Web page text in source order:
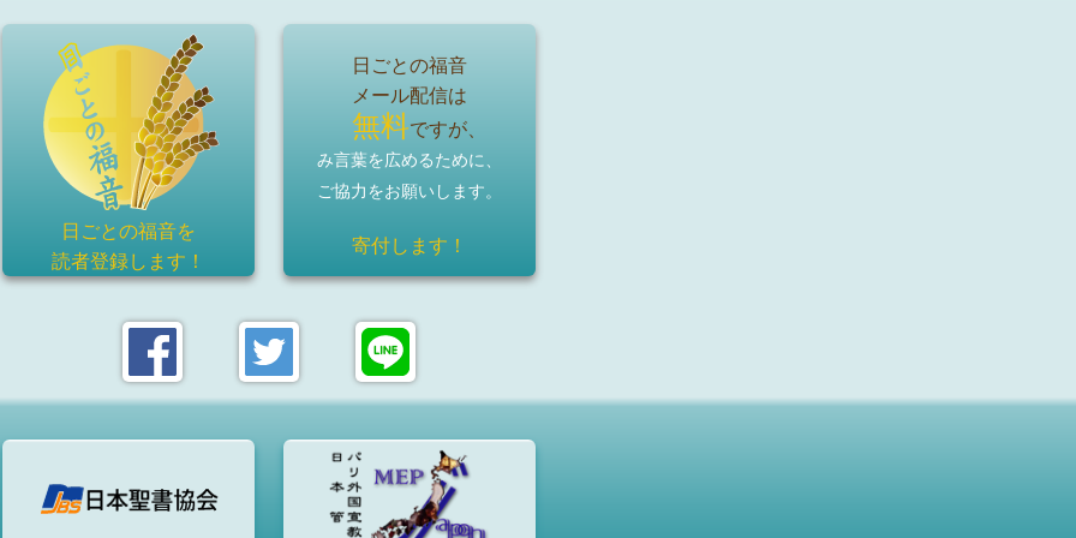
日ごとの福音を
読者登録します！
日ごとの福音
メール配信は
無料ですが、
み言葉を広めるために、
ご協力をお願いします。
寄付します！